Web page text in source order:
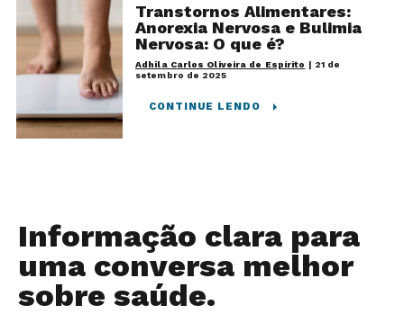
Transtornos Alimentares:
Anorexia Nervosa e Bulimia
Nervosa: O que é?
Adhila Carlos Oliveira de Espírito | 21 de
setembro de 2025
CONTINUE LENDO
Informação clara para
uma conversa melhor
sobre saúde.